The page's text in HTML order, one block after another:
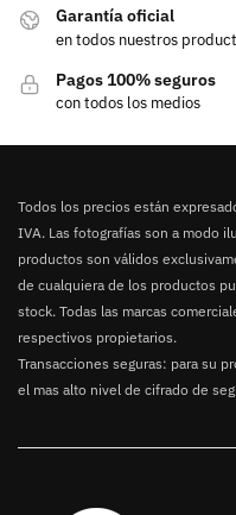
Garantía oficial
en todos nuestros
Pagos 100% seguros
con todos los medios
Todos los precios están
IVA. Las fotografías son a modo
productos son válidos
de cualquiera de los productos
stock. Todas las marcas
respectivos propietarios.
Transacciones seguras: para su
el mas alto nivel de cifrado de